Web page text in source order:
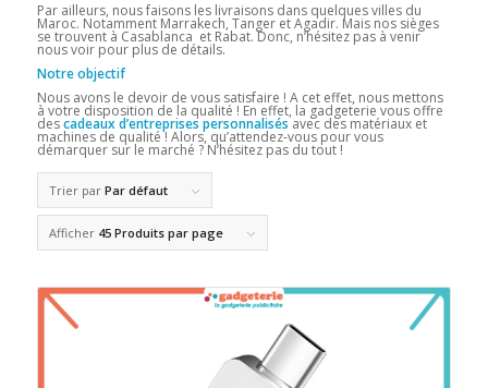
Par ailleurs, nous faisons les livraisons dans quelques villes du
Maroc. Notamment Marrakech, Tanger et Agadir. Mais nos sièges
se trouvent à Casablanca et Rabat. Donc, n’hésitez pas à venir
nous voir pour plus de détails.
Notre objectif
Nous avons le devoir de vous satisfaire ! A cet effet, nous mettons
à votre disposition de la qualité ! En effet, la gadgeterie vous offre
descadeaux d’entreprises personnalisésavec des matériaux et
machines de qualité ! Alors, qu’attendez-vous pour vous
démarquer sur le marché ? N’hésitez pas du tout !
Trier par Par défaut
Afficher 45 Produits par page